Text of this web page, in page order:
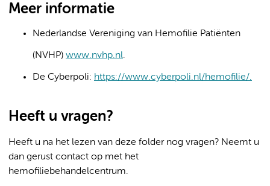
Meer informatie
Nederlandse Vereniging van Hemofilie Patiënten
(NVHP) www.nvhp.nl.
De Cyberpoli: https://www.cyberpoli.nl/hemofilie/.
Heeft u vragen?
Heeft u na het lezen van deze folder nog vragen? Neemt u
dan gerust contact op met het
hemofiliebehandelcentrum.